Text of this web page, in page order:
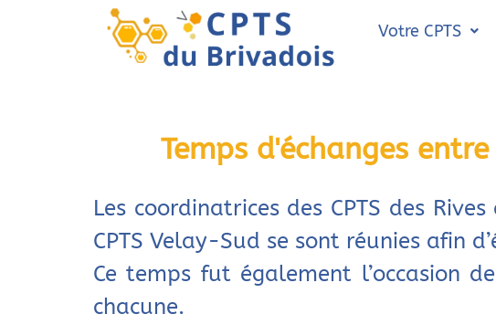
Votre CPTS
Temps d'échanges
Les coordinatrices des CPTS des
CPTS Velay-Sud se sont réunies afin
Ce temps fut également l’occasion
chacune.